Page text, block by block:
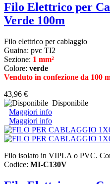
Filo Elettrico per
Verde 100m
Filo elettrico per cablaggio
Guaina: pvc TI2
Sezione: 1 mm²
Colore: verde
Venduto in confezione da 100
43,96 €
Disponibile
Maggiori info
Maggiori info
Filo isolato in VIPLA o PVC.
Codice: MI-C130V